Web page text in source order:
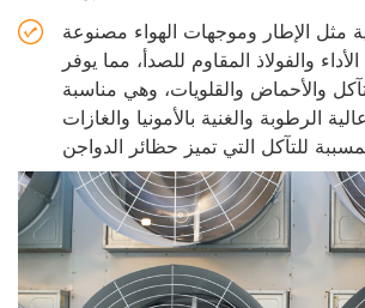
مثل الإطار وموجهات الهواء مصنوعة
والفولاذ المقاوم للصدأ، مما يوفر
والأحماض والقلويات، وهي مناسبة
الرطوبة والغنية بالأمونيا والغازات